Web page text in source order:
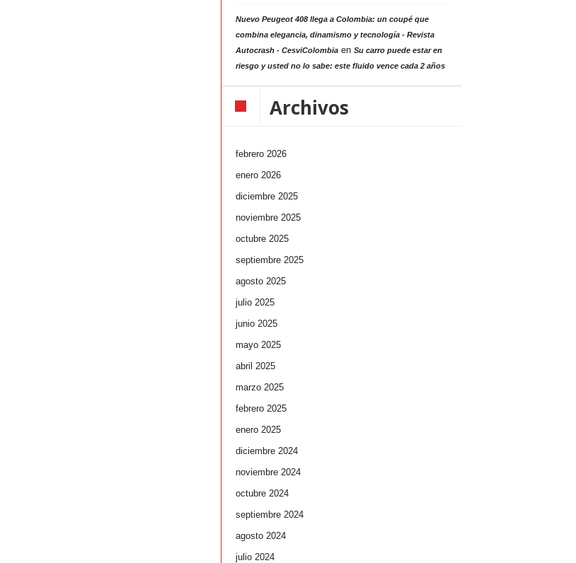
Nuevo Peugeot 408 llega a Colombia: un coupé que
combina elegancia, dinamismo y tecnología - Revista
Autocrash - CesviColombiaen Su carro puede estar en
riesgo y usted no lo sabe: este fluido vence cada 2 años
Archivos
febrero 2026
enero 2026
diciembre 2025
noviembre 2025
octubre 2025
septiembre 2025
agosto 2025
julio 2025
junio 2025
mayo 2025
abril 2025
marzo 2025
febrero 2025
enero 2025
diciembre 2024
noviembre 2024
octubre 2024
septiembre 2024
agosto 2024
julio 2024